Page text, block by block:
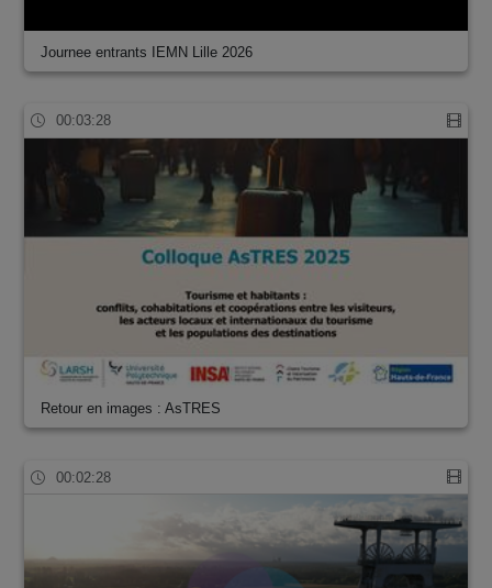
Journee entrants IEMN Lille 2026
00:03:28
Retour en images : AsTRES
00:02:28